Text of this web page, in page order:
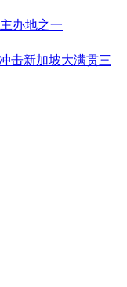
办地之一
击新加坡大满贯三